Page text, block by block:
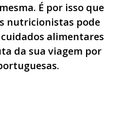
É por isso que
nutricionistas pode
alimentares
da sua viagem por